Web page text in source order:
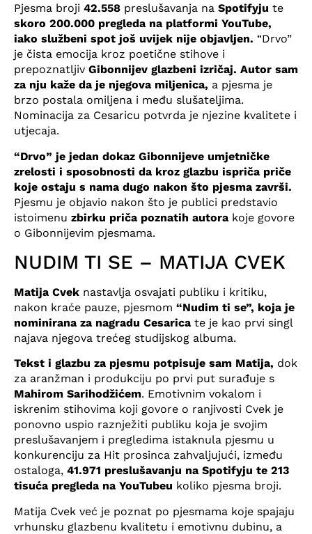
Pjesma broji 42.558 preslušavanja na Spotifyju te
skoro 200.000 pregleda na platformi YouTube,
iako službeni spot još uvijek nije objavljen. “Drvo”
je čista emocija kroz poetične stihove i
prepoznatljiv Gibonnijev glazbeni izričaj. Autor sam
za nju kaže da je njegova miljenica, a pjesma je
brzo postala omiljena i među slušateljima.
Nominacija za Cesaricu potvrda je njezine kvalitete i
utjecaja.
“Drvo” je jedan dokaz Gibonnijeve umjetničke
zrelosti i sposobnosti da kroz glazbu ispriča priče
koje ostaju s nama dugo nakon što pjesma završi.
Pjesmu je objavio nakon što je publici predstavio
istoimenu zbirku priča poznatih autora koje govore
o Gibonnijevim pjesmama.
NUDIM TI SE – MATIJA CVEK
Matija Cvek nastavlja osvajati publiku i kritiku,
nakon kraće pauze, pjesmom “Nudim ti se”, koja je
nominirana za nagradu Cesarica te je kao prvi singl
najava njegova trećeg studijskog albuma.
Tekst i glazbu za pjesmu potpisuje sam Matija, dok
za aranžman i produkciju po prvi put surađuje s
Mahirom Sarihodžićem. Emotivnim vokalom i
iskrenim stihovima koji govore o ranjivosti Cvek je
ponovno uspio raznježiti publiku koja je svojim
preslušavanjem i pregledima istaknula pjesmu u
konkurenciju za Hit prosinca zahvaljujući, između
ostaloga, 41.971 preslušavanju na Spotifyju te 213
tisuća pregleda na YouTubeu koliko pjesma broji.
Matija Cvek već je poznat po pjesmama koje spajaju
vrhunsku glazbenu kvalitetu i emotivnu dubinu, a